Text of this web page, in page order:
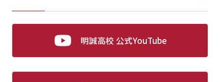
明誠高校 公式YouTube